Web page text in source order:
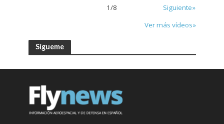
1/8
Siguiente»
Ver más vídeos»
Sígueme